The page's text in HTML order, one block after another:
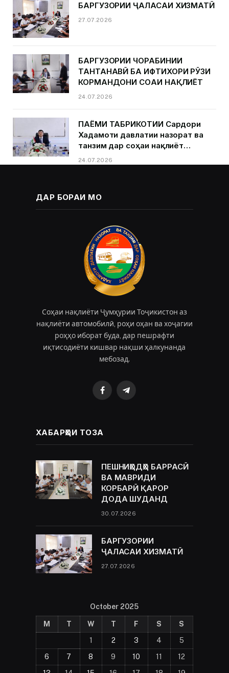
БАРГУЗОРИИ ҶАЛАСАИ ХИЗМАТӢ
27.07.2026
БАРГУЗОРИИ ЧОРАБИНИИ
ТАНТАНАВӢ БА ИФТИХОРИ РӮЗИ
КОРМАНДОНИ СОҲАИ НАҚЛИЁТ
24.07.2026
ПАЁМИ ТАБРИКОТИИ Сардори
Хадамоти давлатии назорат ва
танзим дар соҳаи нақлиёт
Қурбонзода Д.Қ.ба муносибати
Рӯзи кормандони соҳаи нақлиёт
24.07.2026
ДАР БОРАИ МО
Соҳаи нақлиёти Ҷумҳурии Тоҷикистон аз
нақлиёти автомобилӣ, роҳи оҳан ва хоҷагии
роҳҳо иборат буда, дар пешрафти
иқтисодиёти кишвар нақши ҳалкунанда
мебозад.
FacebookTelegram
ХАБАРҲОИ ТОЗА
ПЕШНИҲОДҲО БАРРАСӢ
ВА МАВРИДИ
КОРБАРӢ ҚАРОР
ДОДА ШУДАНД
30.07.2026
БАРГУЗОРИИ
ҶАЛАСАИ ХИЗМАТӢ
27.07.2026
October 2025
M T W T F S
S
1
2 3 4
5
6
7 8 9 10 11
12